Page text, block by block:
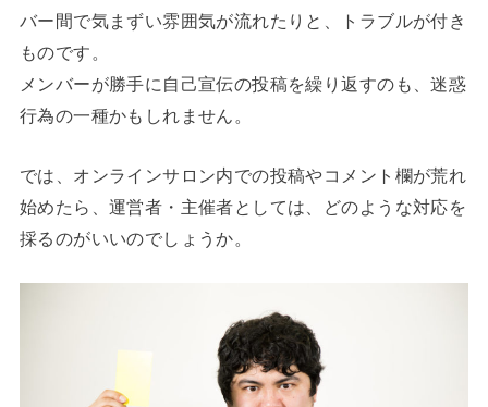
バー間で気まずい雰囲気が流れたりと、トラブルが付き
ものです。
メンバーが勝手に自己宣伝の投稿を繰り返すのも、迷惑
行為の一種かもしれません。
では、オンラインサロン内での投稿やコメント欄が荒れ
始めたら、運営者・主催者としては、どのような対応を
採るのがいいのでしょうか。